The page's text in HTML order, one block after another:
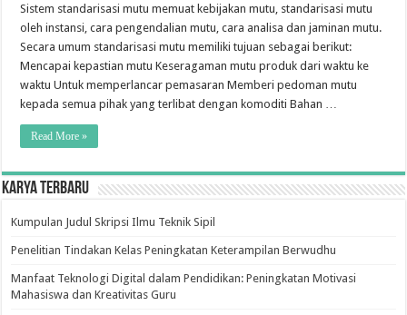
DAN
PROSES
Sistem standarisasi mutu memuat kebijakan mutu, standarisasi mutu
oleh instansi, cara pengendalian mutu, cara analisa dan jaminan mutu.
Secara umum standarisasi mutu memiliki tujuan sebagai berikut:
Mencapai kepastian mutu Keseragaman mutu produk dari waktu ke
waktu Untuk memperlancar pemasaran Memberi pedoman mutu
kepada semua pihak yang terlibat dengan komoditi Bahan …
Read More »
Karya Terbaru
Kumpulan Judul Skripsi Ilmu Teknik Sipil
Penelitian Tindakan Kelas Peningkatan Keterampilan Berwudhu
Manfaat Teknologi Digital dalam Pendidikan: Peningkatan Motivasi
Mahasiswa dan Kreativitas Guru